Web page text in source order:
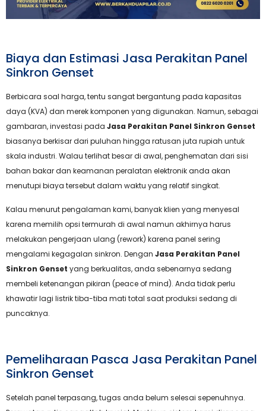
Biaya dan Estimasi Jasa Perakitan Panel
Sinkron Genset
Berbicara soal harga, tentu sangat bergantung pada kapasitas
daya (KVA) dan merek komponen yang digunakan. Namun, sebagai
gambaran, investasi pada Jasa Perakitan Panel Sinkron Genset
biasanya berkisar dari puluhan hingga ratusan juta rupiah untuk
skala industri. Walau terlihat besar di awal, penghematan dari sisi
bahan bakar dan keamanan peralatan elektronik anda akan
menutupi biaya tersebut dalam waktu yang relatif singkat.
Kalau menurut pengalaman kami, banyak klien yang menyesal
karena memilih opsi termurah di awal namun akhirnya harus
melakukan pengerjaan ulang (rework) karena panel sering
mengalami kegagalan sinkron. Dengan Jasa Perakitan Panel
Sinkron Genset yang berkualitas, anda sebenarnya sedang
membeli ketenangan pikiran (peace of mind). Anda tidak perlu
khawatir lagi listrik tiba-tiba mati total saat produksi sedang di
puncaknya.
Pemeliharaan Pasca Jasa Perakitan Panel
Sinkron Genset
Setelah panel terpasang, tugas anda belum selesai sepenuhnya.